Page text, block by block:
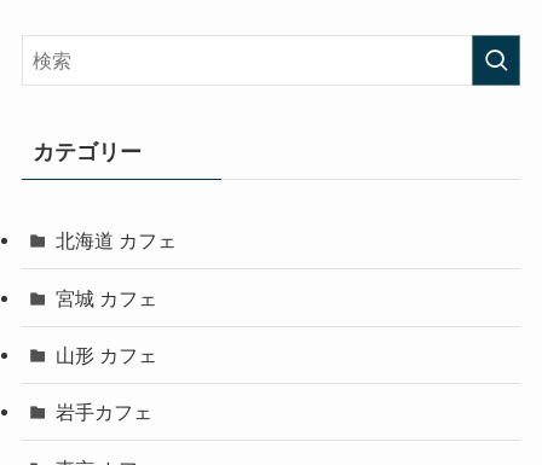
カテゴリー
北海道 カフェ
宮城 カフェ
山形 カフェ
岩手カフェ